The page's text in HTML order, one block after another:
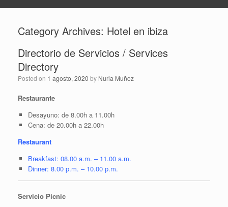
Category Archives: Hotel en ibiza
Directorio de Servicios / Services
Directory
Posted on 1 agosto, 2020 by Nuria Muñoz
Restaurante
Desayuno: de 8.00h a 11.00h
Cena: de 20.00h a 22.00h
Restaurant
Breakfast: 08.00 a.m. – 11.00 a.m.
Dinner: 8.00 p.m. – 10.00 p.m.
Servicio Picnic